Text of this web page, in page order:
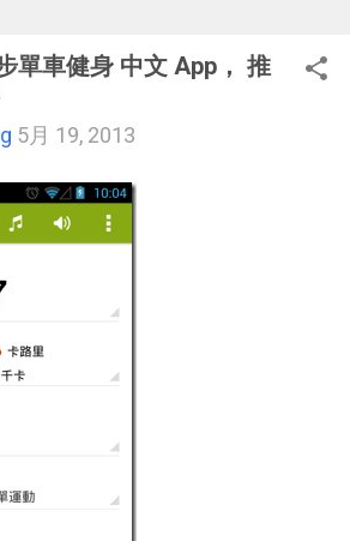
單車健身 中文 App， 推
5月 19, 2013